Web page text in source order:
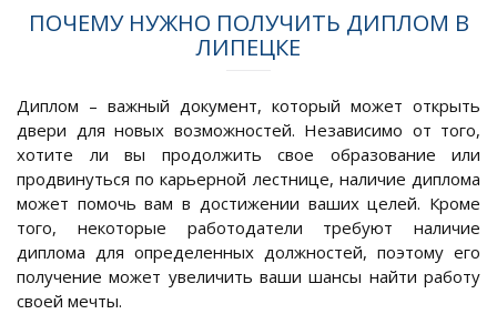
ПОЧЕМУ НУЖНО ПОЛУЧИТЬ ДИПЛОМ В
ЛИПЕЦКЕ
Диплом – важный документ, который может открыть
двери для новых возможностей. Независимо от того,
хотите ли вы продолжить свое образование или
продвинуться по карьерной лестнице, наличие диплома
может помочь вам в достижении ваших целей. Кроме
того, некоторые работодатели требуют наличие
диплома для определенных должностей, поэтому его
получение может увеличить ваши шансы найти работу
своей мечты.